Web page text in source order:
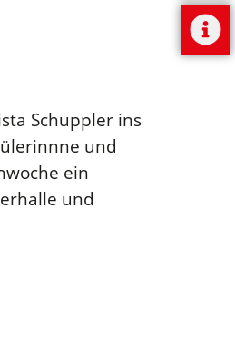
Schuppler ins
und
ein
und